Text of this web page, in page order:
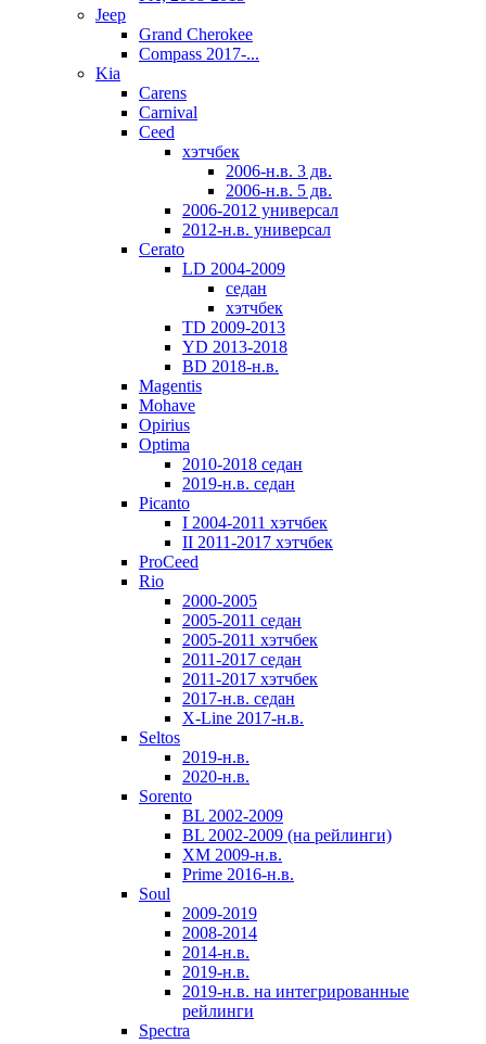
Jeep
Grand Cherokee
Compass 2017-...
Kia
Carens
Carnival
Ceed
хэтчбек
2006-н.в. 3 дв.
2006-н.в. 5 дв.
2006-2012 универсал
2012-н.в. универсал
Cerato
LD 2004-2009
седан
хэтчбек
TD 2009-2013
YD 2013-2018
BD 2018-н.в.
Magentis
Mohave
Opirius
Optima
2010-2018 седан
2019-н.в. седан
Picanto
I 2004-2011 хэтчбек
II 2011-2017 хэтчбек
ProCeed
Rio
2000-2005
2005-2011 седан
2005-2011 хэтчбек
2011-2017 седан
2011-2017 хэтчбек
2017-н.в. седан
X-Line 2017-н.в.
Seltos
2019-н.в.
2020-н.в.
Sorento
BL 2002-2009
BL 2002-2009 (на рейлинги)
XM 2009-н.в.
Prime 2016-н.в.
Soul
2009-2019
2008-2014
2014-н.в.
2019-н.в.
2019-н.в. на интегрированные
рейлинги
Spectra